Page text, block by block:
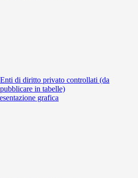
Enti di diritto privato controllati (da
pubblicare in tabelle)
grafica